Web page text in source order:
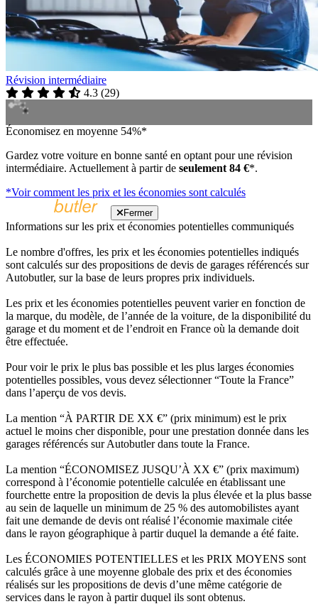
Révision intermédiaire
4.3 (29)
Économisez en moyenne 54%*
Gardez votre voiture en bonne santé en optant pour une révision
intermédiaire. Actuellement à partir de seulement 84 €*.
*Voir comment les prix et les économies sont calculés
Fermer
Informations sur les prix et économies potentielles communiqués
Le nombre d'offres, les prix et les économies potentielles indiqués
sont calculés sur des propositions de devis de garages référencés sur
Autobutler, sur la base de leurs propres prix individuels.
Les prix et les économies potentielles peuvent varier en fonction de
la marque, du modèle, de l’année de la voiture, de la disponibilité du
garage et du moment et de l’endroit en France où la demande doit
être effectuée.
Pour voir le prix le plus bas possible et les plus larges économies
potentielles possibles, vous devez sélectionner “Toute la France”
dans l’aperçu de vos devis.
La mention “À PARTIR DE XX €” (prix minimum) est le prix
actuel le moins cher disponible, pour une prestation donnée dans les
garages référencés sur Autobutler dans toute la France.
La mention “ÉCONOMISEZ JUSQU’À XX €” (prix maximum)
correspond à l’économie potentielle calculée en établissant une
fourchette entre la proposition de devis la plus élevée et la plus basse
au sein de laquelle un minimum de 25 % des automobilistes ayant
fait une demande de devis ont réalisé l’économie maximale citée
dans le rayon géographique à partir duquel la demande a été faite.
Les ÉCONOMIES POTENTIELLES et les PRIX MOYENS sont
calculés grâce à une moyenne globale des prix et des économies
réalisés sur les propositions de devis d’une même catégorie de
services dans le rayon à partir duquel ils sont obtenus.